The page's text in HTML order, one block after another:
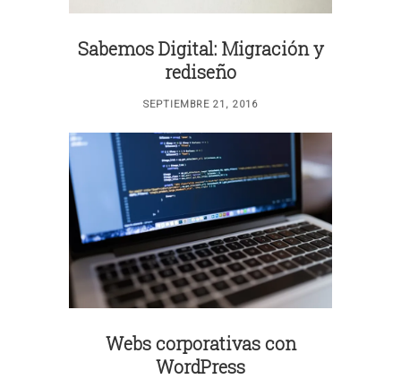
Sabemos Digital: Migración y
rediseño
SEPTIEMBRE 21, 2016
Webs corporativas con
WordPress